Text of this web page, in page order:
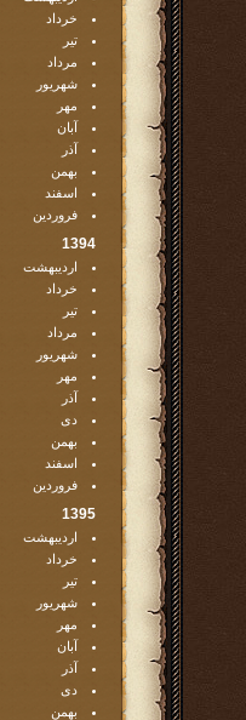
خرداد
تیر
مرداد
شهریور
مهر
آبان
آذر
بهمن
اسفند
فروردین
1394
اردیبهشت
خرداد
تیر
مرداد
شهریور
مهر
آذر
دی
بهمن
اسفند
فروردین
1395
اردیبهشت
خرداد
تیر
شهریور
مهر
آبان
آذر
دی
بهمن